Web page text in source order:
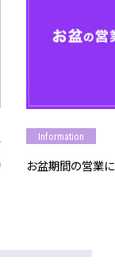
Information
お盆期間の営業